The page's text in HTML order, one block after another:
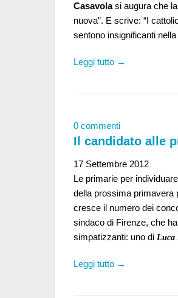
Casavolasi augura che la
nuova”. E scrive: “I
sentono insignificanti
Leggi tutto →
0 commenti
Il candidato alle
17 Settembre 2012
Le primarie per
della prossima primavera
cresce il numero dei
sindaco di Firenze, che
simpatizzanti: uno di Luca
Leggi tutto →